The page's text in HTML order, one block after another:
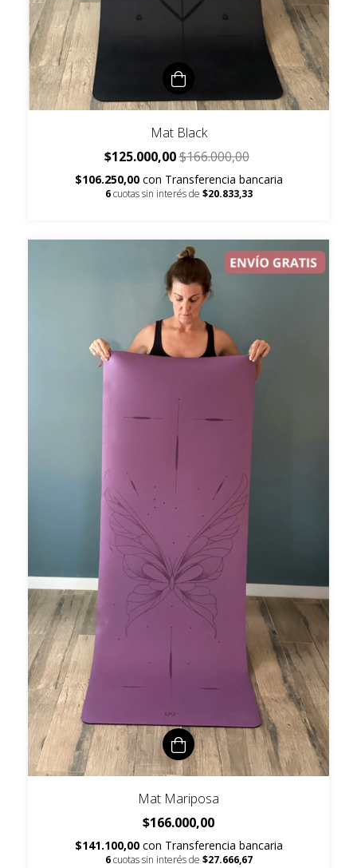
Mat Black
$125.000,00$166.000,00
$106.250,00 con Transferencia bancaria
6 cuotas sin interés de $20.833,33
Mat Mariposa
$166.000,00
$141.100,00 con Transferencia bancaria
6 cuotas sin interés de $27.666,67